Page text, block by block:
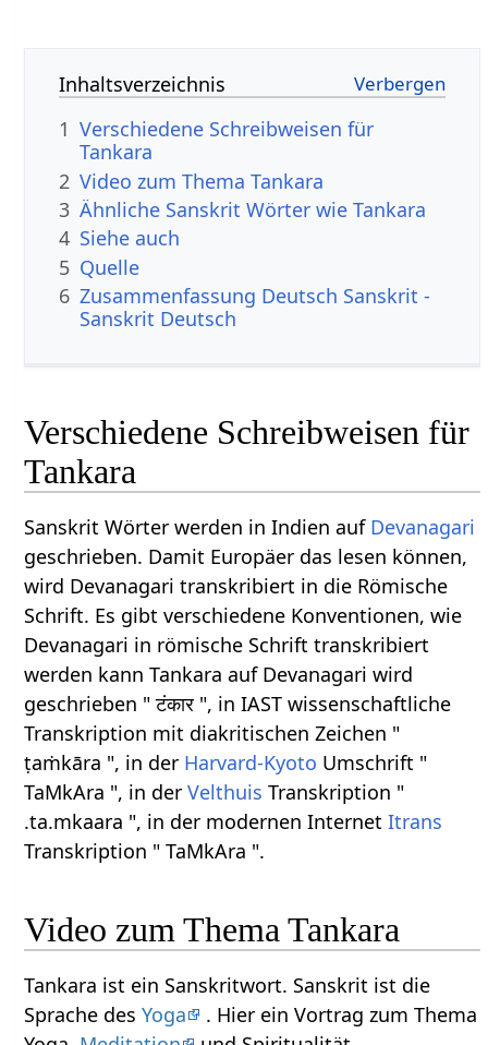
Inhaltsverzeichnis
1 Verschiedene Schreibweisen für
Tankara
2 Video zum Thema Tankara
3 Ähnliche Sanskrit Wörter wie Tankara
4 Siehe auch
5 Quelle
6 Zusammenfassung Deutsch Sanskrit -
Sanskrit Deutsch
Verschiedene Schreibweisen für
Tankara
Sanskrit Wörter werden in Indien auf Devanagari
geschrieben. Damit Europäer das lesen können,
wird Devanagari transkribiert in die Römische
Schrift. Es gibt verschiedene Konventionen, wie
Devanagari in römische Schrift transkribiert
werden kann Tankara auf Devanagari wird
geschrieben " टंकार ", in IAST wissenschaftliche
Transkription mit diakritischen Zeichen "
ṭaṁkāra ", in der Harvard-Kyoto Umschrift "
TaMkAra ", in derVelthuis Transkription "
.ta.mkaara ", in der modernen InternetItrans
Transkription " TaMkAra ".
Video zum Thema Tankara
Tankara ist ein Sanskritwort. Sanskrit ist die
Sprache desYoga
. Hier ein Vortrag zum Thema